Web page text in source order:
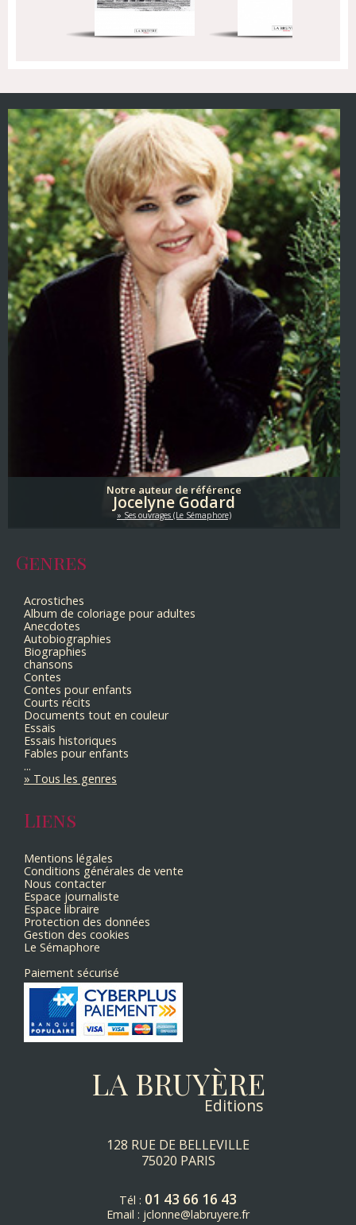
Notre auteur de référence
Jocelyne Godard
Ses ouvrages (Le Sémaphore)
Genres
Acrostiches
Album de coloriage pour adultes
Anecdotes
Autobiographies
Biographies
chansons
Contes
Contes pour enfants
Courts récits
Documents tout en couleur
Essais
Essais historiques
Fables pour enfants
...
Tous les genres
Liens
Mentions légales
Conditions générales de vente
Nous contacter
Espace journaliste
Espace libraire
Protection des données
Gestion des cookies
Le Sémaphore
Paiement sécurisé
LA BRUYÈRE
Editions
128 RUE DE BELLEVILLE
75020 PARIS
Tél : 01 43 66 16 43
Email : jclonne@labruyere.fr